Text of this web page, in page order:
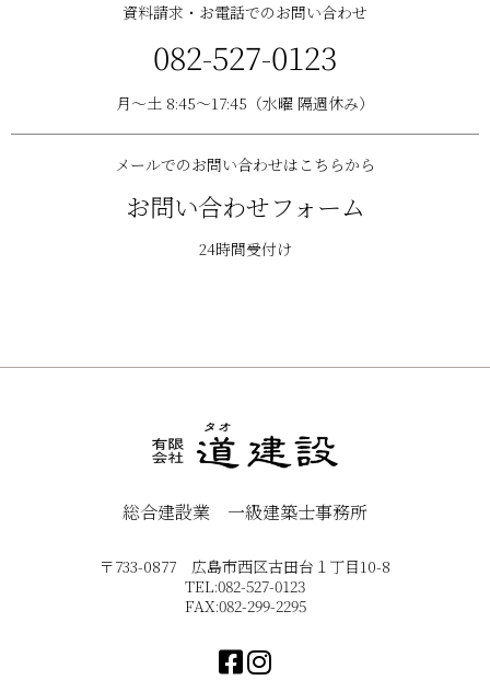
資料請求・お電話でのお問い合わせ
082-527-0123
月〜土 8:45〜17:45（水曜 隔週休み）
メールでのお問い合わせはこちらから
お問い合わせフォーム
24時間受付け
総合建設業 一級建築士事務所
〒733-0877 広島市西区古田台１丁目10-8
TEL:082-527-0123
FAX:082-299-2295